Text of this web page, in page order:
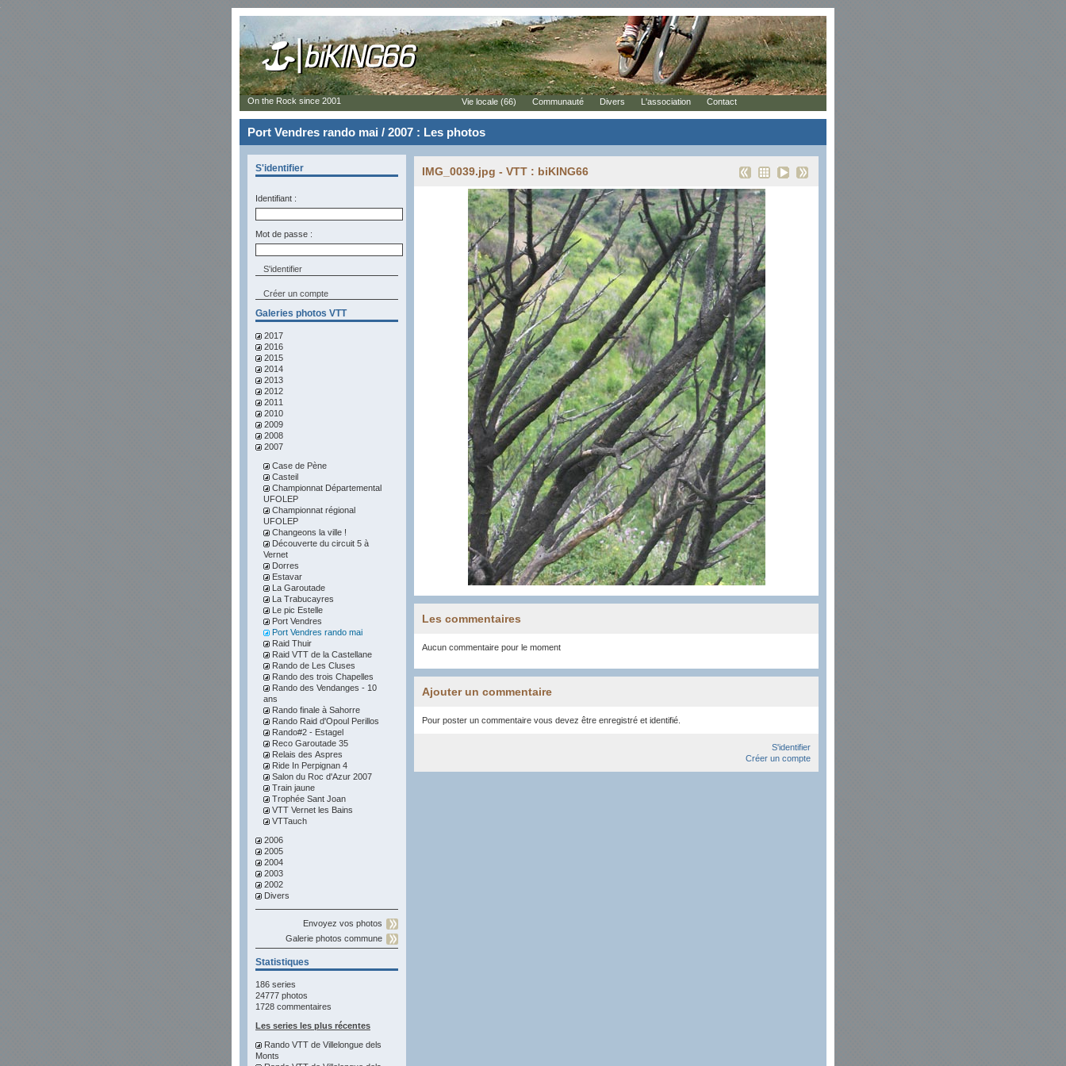
Port Vendres rando mai / 2007 : Les photos
S'identifier
Identifiant :
Mot de passe :
Créer un compte
Galeries photos VTT
2017
2016
2015
2014
2013
2012
2011
2010
2009
2008
2007
Case de Pène
Casteil
Championnat Départemental
UFOLEP
Championnat régional
UFOLEP
Changeons la ville !
Découverte du circuit 5 à
Vernet
Dorres
Estavar
La Garoutade
La Trabucayres
Le pic Estelle
Port Vendres
Port Vendres rando mai
Raid Thuir
Raid VTT de la Castellane
Rando de Les Cluses
Rando des trois Chapelles
Rando des Vendanges - 10
ans
Rando finale à Sahorre
Rando Raid d'Opoul Perillos
Rando#2 - Estagel
Reco Garoutade 35
Relais des Aspres
Ride In Perpignan 4
Salon du Roc d'Azur 2007
Train jaune
Trophée Sant Joan
VTT Vernet les Bains
VTTauch
2006
2005
2004
2003
2002
Divers
Envoyez vos photos
Galerie photos commune
Statistiques
186 series
24777 photos
1728 commentaires
Les series les plus récentes
Rando VTT de Villelongue dels
Monts
IMG_0039.jpg - VTT : biKING66
Les commentaires
Aucun commentaire pour le moment
Ajouter un commentaire
Pour poster un commentaire vous devez être enregistré et identifié.
S'identifier
Créer un compte
On the Rock since 2001 Vie locale (66) Communauté Divers L'association Contact